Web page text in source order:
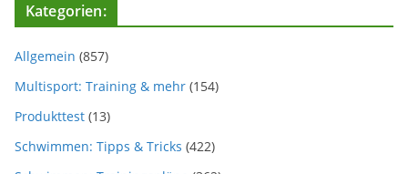
Kategorien:
Allgemein (857)
Multisport: Training & mehr (154)
Produkttest (13)
Schwimmen: Tipps & Tricks (422)